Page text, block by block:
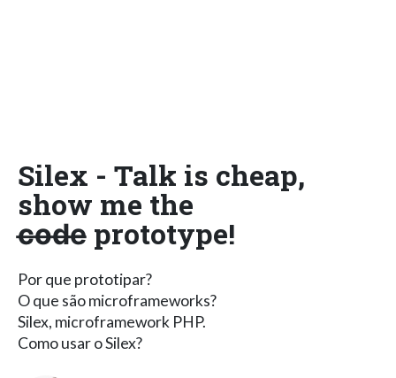
Silex - Talk is cheap,
show me the
c̶o̶d̶e̶ prototype!
Por que prototipar?
O que são microframeworks?
Silex, microframework PHP.
Como usar o Silex?